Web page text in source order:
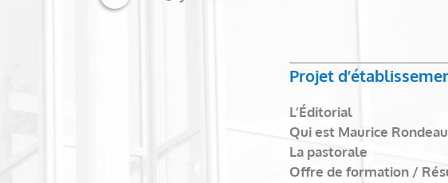
Projet
L’Éditorial
Qui est Maurice
La pastorale
Offre de formation /